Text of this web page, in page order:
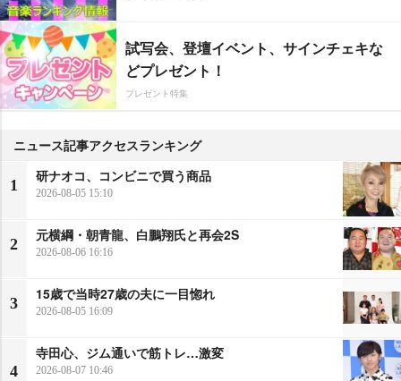
試写会、登壇イベント、サインチェキな
どプレゼント！
プレゼント特集
ニュース記事アクセスランキング
1
研ナオコ、コンビニで買う商品
2026-08-05 15:10
2
元横綱・朝青龍、白鵬翔氏と再会2S
2026-08-06 16:16
3
15歳で当時27歳の夫に一目惚れ
2026-08-05 16:09
4
寺田心、ジム通いで筋トレ…激変
2026-08-07 10:46